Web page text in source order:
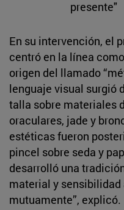
presente"
En su intervención, el
centró en la línea
origen del llamado
lenguaje visual surgió
talla sobre materiales
oraculares, jade y
estéticas fueron
pincel sobre seda y
desarrolló una
material y
mutuamente”, explicó.